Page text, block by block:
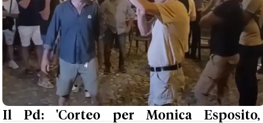
Il Pd: 'Corteo per Monica Esposito,